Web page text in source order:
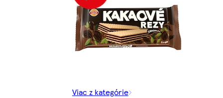
Viac z kategórie